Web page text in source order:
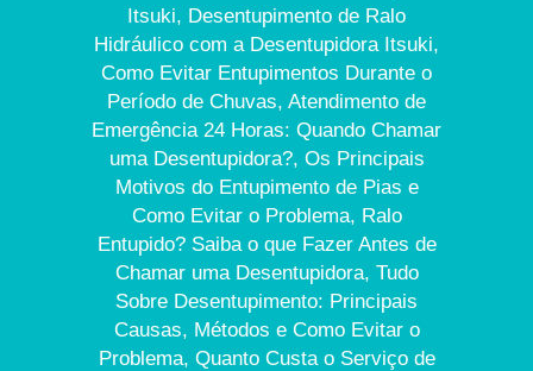
Itsuki, Desentupimento de Ralo
Hidráulico com a Desentupidora Itsuki,
Como Evitar Entupimentos Durante o
Período de Chuvas, Atendimento de
Emergência 24 Horas: Quando Chamar
uma Desentupidora?, Os Principais
Motivos do Entupimento de Pias e
Como Evitar o Problema, Ralo
Entupido? Saiba o que Fazer Antes de
Chamar uma Desentupidora, Tudo
Sobre Desentupimento: Principais
Causas, Métodos e Como Evitar o
Problema, Quanto Custa o Serviço de